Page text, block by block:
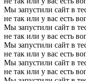
Мы запустили сайт в
не так или у вас есть
Мы запустили сайт в
не так или у вас есть
Мы запустили сайт в
не так или у вас есть
Мы запустили сайт в
не так или у вас есть